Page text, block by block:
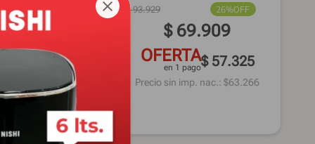
55%
34.549
$ 28.330
28.552
$ 93.929 26%OFF
$ 69.909
OFERTA
en 1 pago$ 57.325
Precio sin imp. nac.: $63.266